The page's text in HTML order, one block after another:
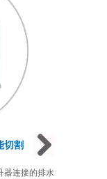
切割
器连接的排水
Next
Next